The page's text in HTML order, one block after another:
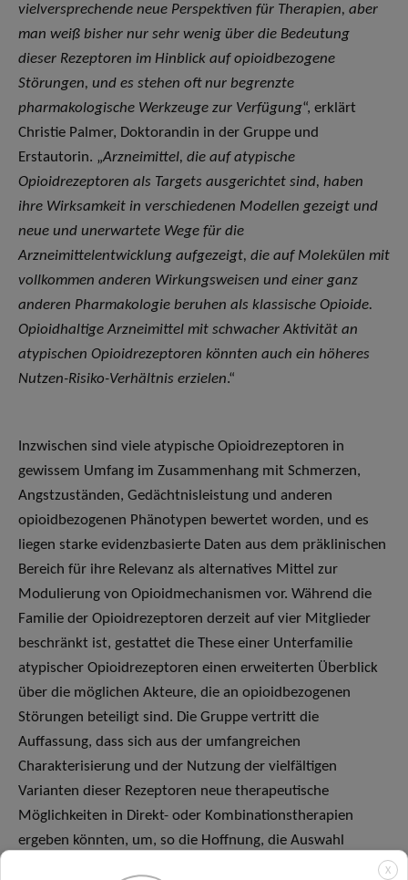
vielversprechende neue Perspektiven für Therapien, aber
man weiß bisher nur sehr wenig über die Bedeutung
dieser Rezeptoren im Hinblick auf opioidbezogene
Störungen, und es stehen oft nur begrenzte
pharmakologische Werkzeuge zur Verfügung“, erklärt
Christie Palmer, Doktorandin in der Gruppe und
Erstautorin. „Arzneimittel, die auf atypische
Opioidrezeptoren als Targets ausgerichtet sind, haben
ihre Wirksamkeit in verschiedenen Modellen gezeigt und
neue und unerwartete Wege für die
Arzneimittelentwicklung aufgezeigt, die auf Molekülen mit
vollkommen anderen Wirkungsweisen und einer ganz
anderen Pharmakologie beruhen als klassische Opioide.
Opioidhaltige Arzneimittel mit schwacher Aktivität an
atypischen Opioidrezeptoren könnten auch ein höheres
Nutzen-Risiko-Verhältnis erzielen.“
Inzwischen sind viele atypische Opioidrezeptoren in
gewissem Umfang im Zusammenhang mit Schmerzen,
Angstzuständen, Gedächtnisleistung und anderen
opioidbezogenen Phänotypen bewertet worden, und es
liegen starke evidenzbasierte Daten aus dem präklinischen
Bereich für ihre Relevanz als alternatives Mittel zur
Modulierung von Opioidmechanismen vor. Während die
Familie der Opioidrezeptoren derzeit auf vier Mitglieder
beschränkt ist, gestattet die These einer Unterfamilie
atypischer Opioidrezeptoren einen erweiterten Überblick
über die möglichen Akteure, die an opioidbezogenen
Störungen beteiligt sind. Die Gruppe vertritt die
Auffassung, dass sich aus der umfangreichen
Charakterisierung und der Nutzung der vielfältigen
Varianten dieser Rezeptoren neue therapeutische
Möglichkeiten in Direkt- oder Kombinationstherapien
ergeben könnten, um, so die Hoffnung, die Auswahl
X